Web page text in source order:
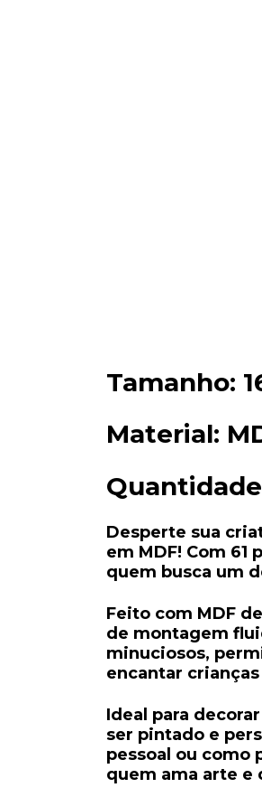
Tamanho:
Material:
Desperte sua
em MDF! Com
quem busca um
Feito com MDF
de montagem
minuciosos,
encantar
Ideal para
ser pintado e
pessoal ou como
quem ama arte e